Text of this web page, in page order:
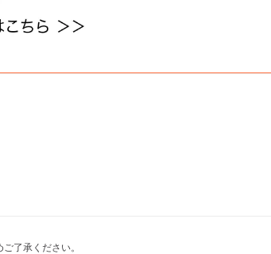
了承ください。